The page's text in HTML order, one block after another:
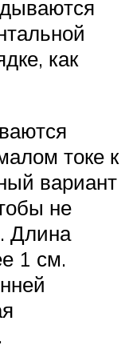
как
токе к
вариант
не
Длина
1 см.